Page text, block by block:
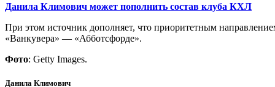
Данила Климович может пополнить состав клуба КХЛ
При этом источник дополняет, что приоритетным
«Ванкувера» — «Абботсфорде».
Фото: Getty Images.
Данила Климович